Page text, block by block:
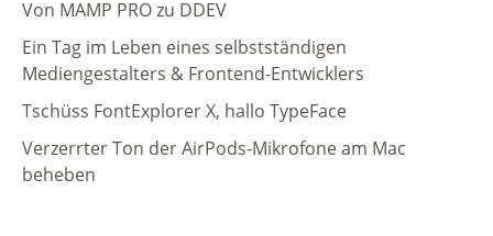
Von MAMP PRO zu DDEV
Ein Tag im Leben eines selbstständigen
Mediengestalters & Frontend-Entwicklers
Tschüss FontExplorer X, hallo TypeFace
Verzerrter Ton der AirPods-Mikrofone am Mac
beheben